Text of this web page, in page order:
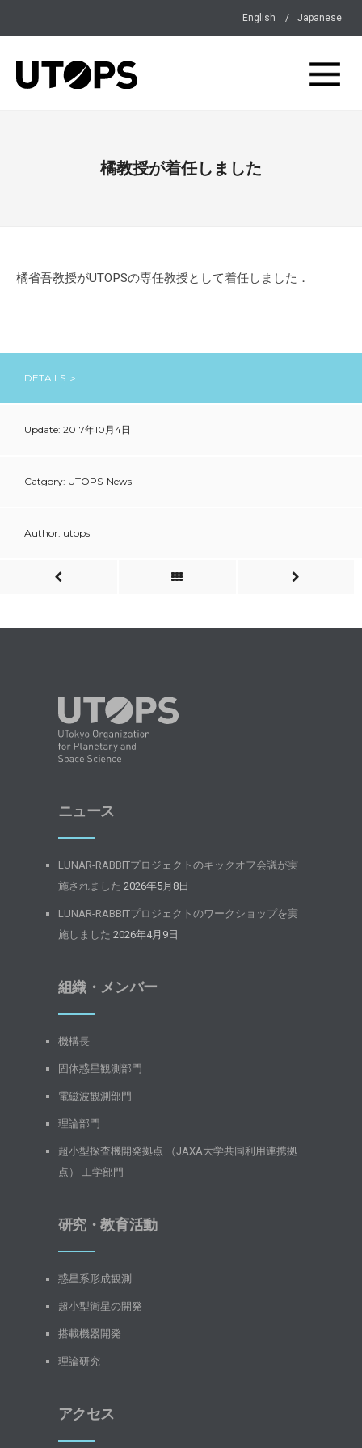
English Japanese
橘教授が着任しました
橘省吾教授がUTOPSの専任教授として着任しました．
DETAILS ＞
Update: 2017年10月4日
Catgory: UTOPS-News
Author: utops
ニュース
LUNAR-RABBITプロジェクトのキックオフ会議が実
施されました 2026年5月8日
LUNAR-RABBITプロジェクトのワークショップを実
施しました 2026年4月9日
組織・メンバー
機構長
固体惑星観測部門
電磁波観測部門
理論部門
超小型探査機開発拠点 （JAXA大学共同利用連携拠
点） 工学部門
研究・教育活動
惑星系形成観測
超小型衛星の開発
搭載機器開発
理論研究
アクセス